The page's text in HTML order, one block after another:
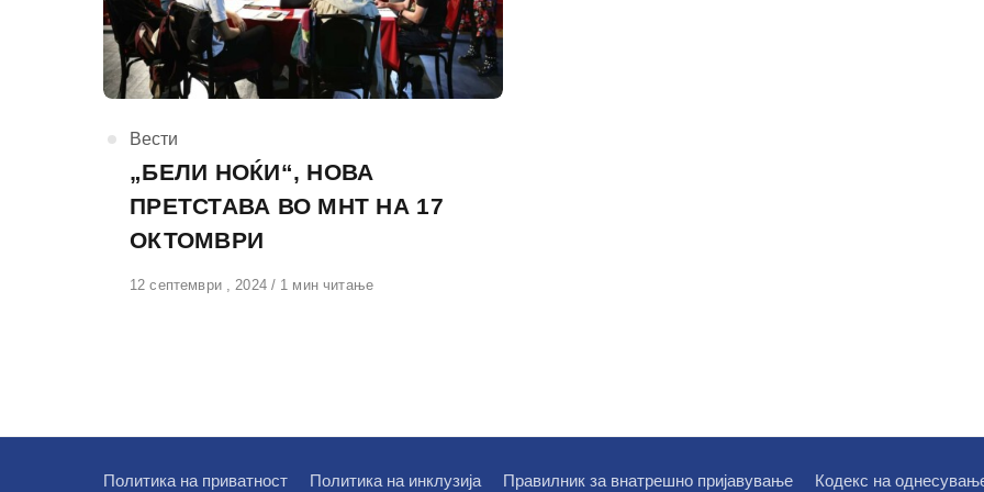
КАтегорија
Вести
„БЕЛИ НОЌИ“, НОВА
ПРЕТСТАВА ВО МНТ НА 17
ОКТОМВРИ
Објавено
12 септември , 2024 1 мин читање
Политика на приватност Политика на инклузија Правилник за внатрешно пријавување Кодекс на